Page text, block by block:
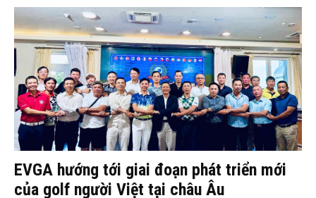
EVGA hướng tới giai đoạn phát triển mới
của golf người Việt tại châu Âu